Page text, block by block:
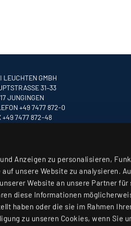
Anzeigen zu personalisieren,
unsere Website zu analysieren.
Website an unsere Partner für
diese Informationen
haben oder die sie im Rahmen
zu unseren Cookies, wenn Sie
LEUCHTEN GMBH
31–33
JUNGINGEN
+49 7477 872-0
+49 7477 872-48